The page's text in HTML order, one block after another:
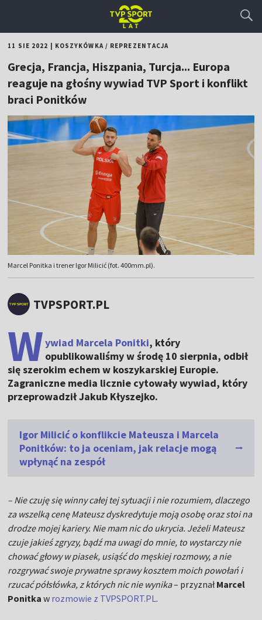
11 SIE 2022 KOSZYKÓWKA/ REPREZENTACJA
Grecja, Francja, Hiszpania, Turcja... Europa
reaguje na głośny wywiad TVP Sport i konflikt
braci Ponitków
Marcel Ponitka i trener Igor Milicić (fot. 400mm.pl).
TVPSPORT.PL
Wywiad Marcela Ponitki, który
opublikowaliśmy w środę 10 sierpnia, odbił
się szerokim echem w koszykarskiej Europie.
Zagraniczne media licznie cytowały wywiad, który
przeprowadził Jakub Kłyszejko.
Igor Milicić o konflikcie Mateusza i Marcela
Ponitków: to ja oceniam, jak relacje mogą
wpłynąć na zespół
– Nie czuję się winny całej tej sytuacji i nie rozumiem, dlaczego
za wszelką cenę Mateusz dyskredytuje moją osobę oraz stoi na
drodze mojej kariery. Nie mam nic do ukrycia. Jeżeli Mateusz
czuje jakieś zgryzy, bądź ma uwagi do mnie, to wystarczy nie
chować głowy w piasek, usiąść do męskiej rozmowy, a nie
rozgrywać swoje prywatne sprawy kosztem moich powołań i
rzucać półsłówka, z których nic nie wynika– przyznałMarcel
Ponitka w rozmowie z TVPSPORT.PL.